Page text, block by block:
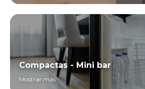
Compactas - Mini bar
Mostrar más